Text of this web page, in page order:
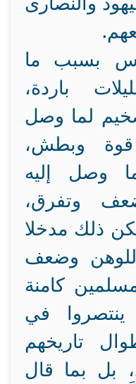
بسبب ما
باردة،
لما وصل
وبطش،
وصل إليه
وتفرق،
ذلك مدخلا
للوهن وضعف
كامنة
في
تاريخهم
بل بما قال